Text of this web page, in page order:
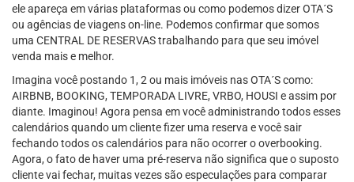
ele apareça em várias plataformas ou como podemos dizer OTA´S
ou agências de viagens on-line. Podemos confirmar que somos
uma CENTRAL DE RESERVAS trabalhando para que seu imóvel
venda mais e melhor.
Imagina você postando 1, 2 ou mais imóveis nas OTA´S como:
AIRBNB, BOOKING, TEMPORADA LIVRE, VRBO, HOUSI e assim por
diante. Imaginou! Agora pensa em você administrando todos esses
calendários quando um cliente fizer uma reserva e você sair
fechando todos os calendários para não ocorrer o overbooking.
Agora, o fato de haver uma pré-reserva não significa que o suposto
cliente vai fechar, muitas vezes são especulações para comparar